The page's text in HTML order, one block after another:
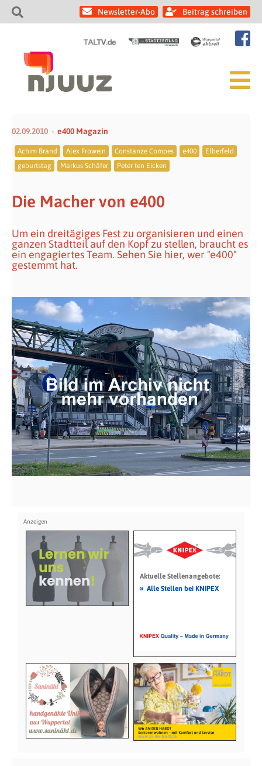
Newsletter-Abo Beitrag schreiben
02.09.2010 e400 Magazin
Achim Brand Alex Frowein Constanze Compes e400
Elberfeld
geburtstag
Markus Schäfer Peter ten Eicken
Die Macher von e400
Um ein dreitägiges Fest zu organisieren und einen
ganzen Stadtteil auf den Kopf zu stellen, braucht es
ein engagiertes Team. Sehen Sie hier, wer "e400"
gestemmt hat.
Aktuelle Stellenangebote:
» Alle Stellen bei KNIPEX